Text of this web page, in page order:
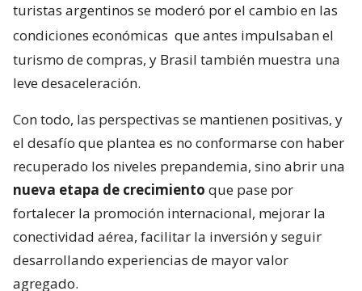
turistas argentinos se moderó por el cambio en las
condiciones económicas que antes impulsaban el
turismo de compras, y Brasil también muestra una
leve desaceleración.
Con todo, las perspectivas se mantienen positivas, y
el desafío que plantea es no conformarse con haber
recuperado los niveles prepandemia, sino abrir una
nueva etapa de crecimiento que pase por
fortalecer la promoción internacional, mejorar la
conectividad aérea, facilitar la inversión y seguir
desarrollando experiencias de mayor valor
agregado.